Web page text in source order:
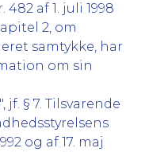
af 1. juli 1998
2, om
samtykke, har
om sin
§ 7. Tilsvarende
og af 17. maj